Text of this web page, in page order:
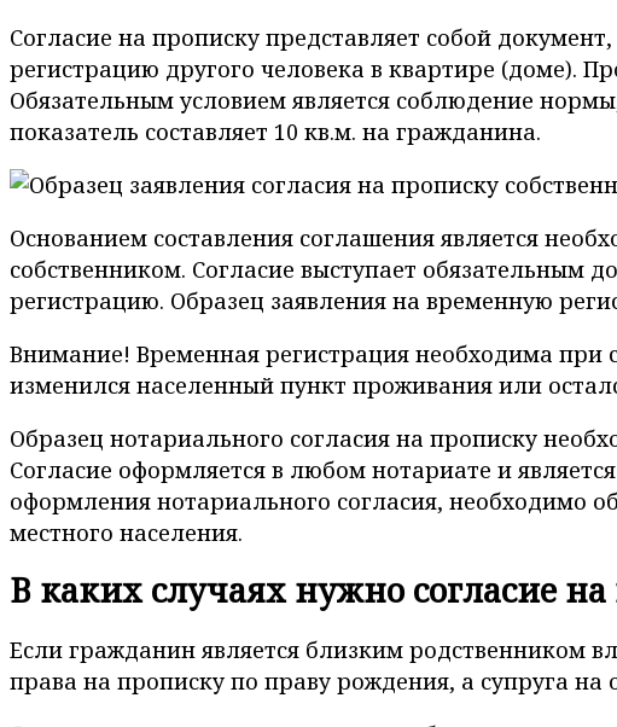
Согласие на прописку представляет собой
регистрацию другого человека в квартире (доме).
Обязательным условием является соблюдение
показатель составляет 10 кв.м. на гражданина.
Основанием составления соглашения является
собственником. Согласие выступает обязательным
регистрацию. Образец заявления на временную
Внимание! Временная регистрация необходима
изменился населенный пункт проживания или
Образец нотариального согласия на прописку
Согласие оформляется в любом нотариате и
оформления нотариального согласия, необходимо
местного населения.
В каких случаях нужно согласие
Если гражданин является близким родственником
права на прописку по праву рождения, а супруга на